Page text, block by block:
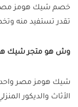
خصم شيك هومز
تقدر تستفيد منه
وش هو متجر شيك
شيك هومز مصر واحد
الأثاث والديكور